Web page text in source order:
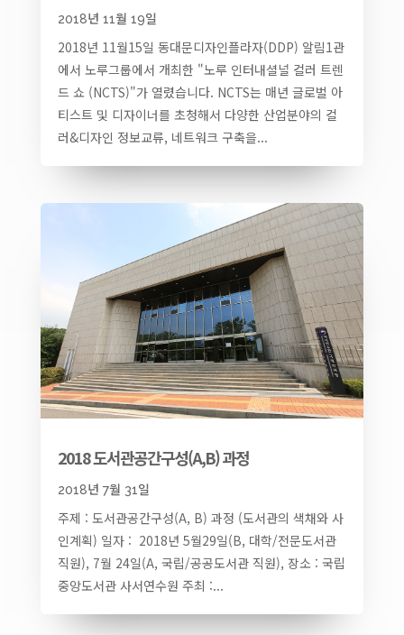
2018년 11월 19일
2018년 11월15일 동대문디자인플라자(DDP) 알림1관
에서 노루그룹에서 개최한 "노루 인터내셜널 컬러 트렌
드 쇼 (NCTS)"가 열렸습니다. NCTS는 매년 글로벌 아
티스트 및 디자이너를 초청해서 다양한 산업분야의 컬
러&디자인 정보교류, 네트워크 구축을...
2018 도서관공간구성(A,B) 과정
2018년 7월 31일
주제 : 도서관공간구성(A, B) 과정 (도서관의 색채와 사
인계획) 일자 : 2018년 5월29일(B, 대학/전문도서관
직원), 7월 24일(A, 국립/공공도서관 직원), 장소 : 국립
중앙도서관 사서연수원 주최 :...